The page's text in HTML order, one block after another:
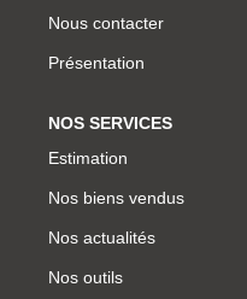
Nous contacter
Présentation
NOS SERVICES
Estimation
Nos biens vendus
Nos actualités
Nos outils